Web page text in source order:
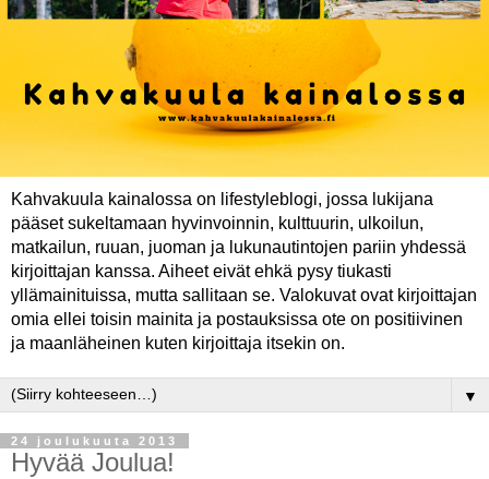
Kahvakuula kainalossa on lifestyleblogi, jossa lukijana
pääset sukeltamaan hyvinvoinnin, kulttuurin, ulkoilun,
matkailun, ruuan, juoman ja lukunautintojen pariin yhdessä
kirjoittajan kanssa. Aiheet eivät ehkä pysy tiukasti
yllämainituissa, mutta sallitaan se. Valokuvat ovat kirjoittajan
omia ellei toisin mainita ja postauksissa ote on positiivinen
ja maanläheinen kuten kirjoittaja itsekin on.
▼
24 joulukuuta 2013
Hyvää Joulua!